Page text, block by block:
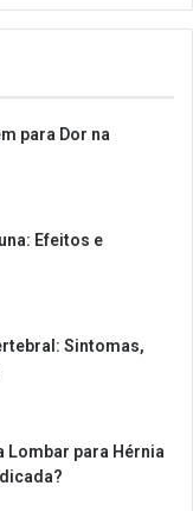
para Dor na
Efeitos e
Sintomas,
Lombar para Hérnia